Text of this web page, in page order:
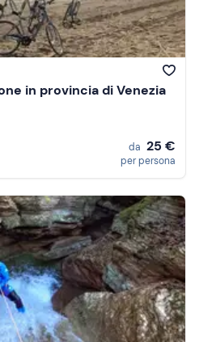
in provincia di Venezia
da 25 €
per persona